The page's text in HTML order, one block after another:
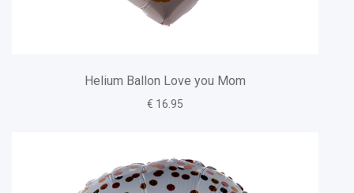
Helium Ballon Love you Mom
€ 16.95